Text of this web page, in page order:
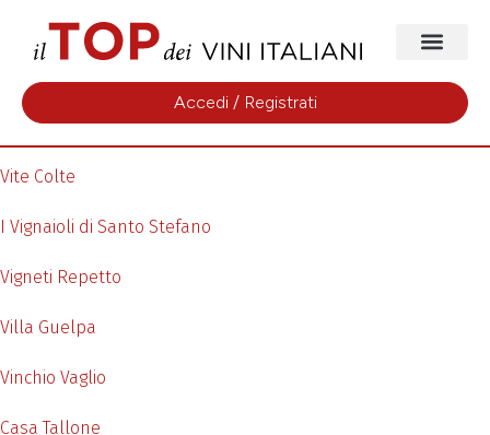
Accedi / Registrati
Vite Colte
I Vignaioli di Santo Stefano
Vigneti Repetto
Villa Guelpa
Vinchio Vaglio
Casa Tallone